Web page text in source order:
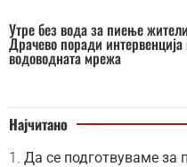
Утре без вода за пиење
Драчево поради интервенција
водоводната мрежа
Најчитано
Да се подготвуваме за